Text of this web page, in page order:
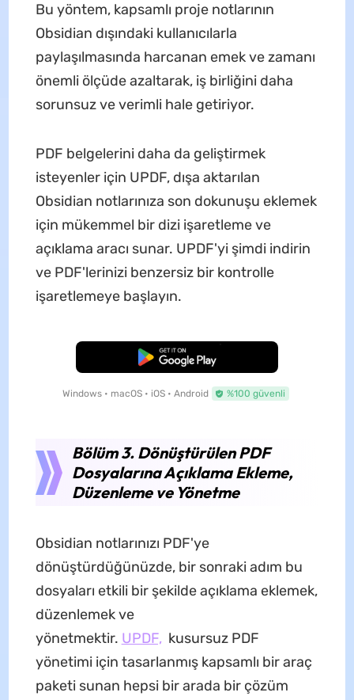
Bu yöntem, kapsamlı proje notlarının
Obsidian dışındaki kullanıcılarla
paylaşılmasında harcanan emek ve zamanı
önemli ölçüde azaltarak, iş birliğini daha
sorunsuz ve verimli hale getiriyor.
PDF belgelerini daha da geliştirmek
isteyenler için UPDF, dışa aktarılan
Obsidian notlarınıza son dokunuşu eklemek
için mükemmel bir dizi işaretleme ve
açıklama aracı sunar. UPDF'yi şimdi indirin
ve PDF'lerinizi benzersiz bir kontrolle
işaretlemeye başlayın.
Ücretsiz İndirme
Windows • macOS • iOS • Android %100 güvenli
Bölüm 3. Dönüştürülen PDF
Dosyalarına Açıklama Ekleme,
Düzenleme ve Yönetme
Obsidian notlarınızı PDF'ye
dönüştürdüğünüzde, bir sonraki adım bu
dosyaları etkili bir şekilde açıklama eklemek,
düzenlemek ve
yönetmektir. UPDF,kusursuz PDF
yönetimi için tasarlanmış kapsamlı bir araç
paketi sunan hepsi bir arada bir çözüm